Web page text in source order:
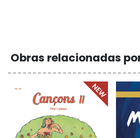
Obras relacionadas